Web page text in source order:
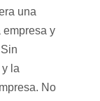
una
empresa y
la
No